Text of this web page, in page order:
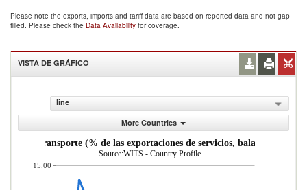
Please note the exports, imports and tariff data are based on reported data and not gap
filled. Please check the Data Availability for coverage.
VISTA DE GRÁFICO
line
More Countries
de transporte (% de las exportaciones de servicios, balanza de
Source:WITS - Country Profile
15.00